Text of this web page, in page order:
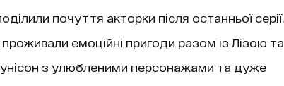
почуття акторки після останньої серії.
емоційні пригоди разом із Лізою та
унісон з улюбленими персонажами та дуже